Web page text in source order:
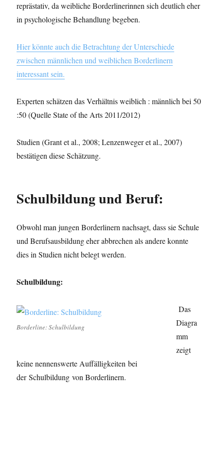
reprästativ, da weibliche Borderlinerinnen sich deutlich eher
in psychologische Behandlung begeben.
Hier könnte auch die Betrachtung der Unterschiede
zwischen männlichen und weiblichen Borderlinern
interessant sein.
Experten schätzen das Verhältnis weiblich : männlich bei 50
:50 (Quelle State of the Arts 2011/2012)
Studien (Grant et al., 2008; Lenzenweger et al., 2007)
bestätigen diese Schätzung.
Schulbildung und Beruf:
Obwohl man jungen Borderlinern nachsagt, dass sie Schule
und Berufsausbildung eher abbrechen als andere konnte
dies in Studien nicht belegt werden.
Schulbildung:
Borderline: Schulbildung
Das
Diagra
mm
zeigt
keine nennenswerte Auffälligkeiten bei
der Schulbildung von Borderlinern.